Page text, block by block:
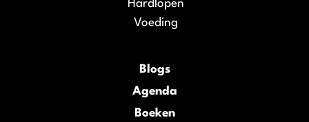
Hardlopen
Voeding
Blogs
Agenda
Boeken